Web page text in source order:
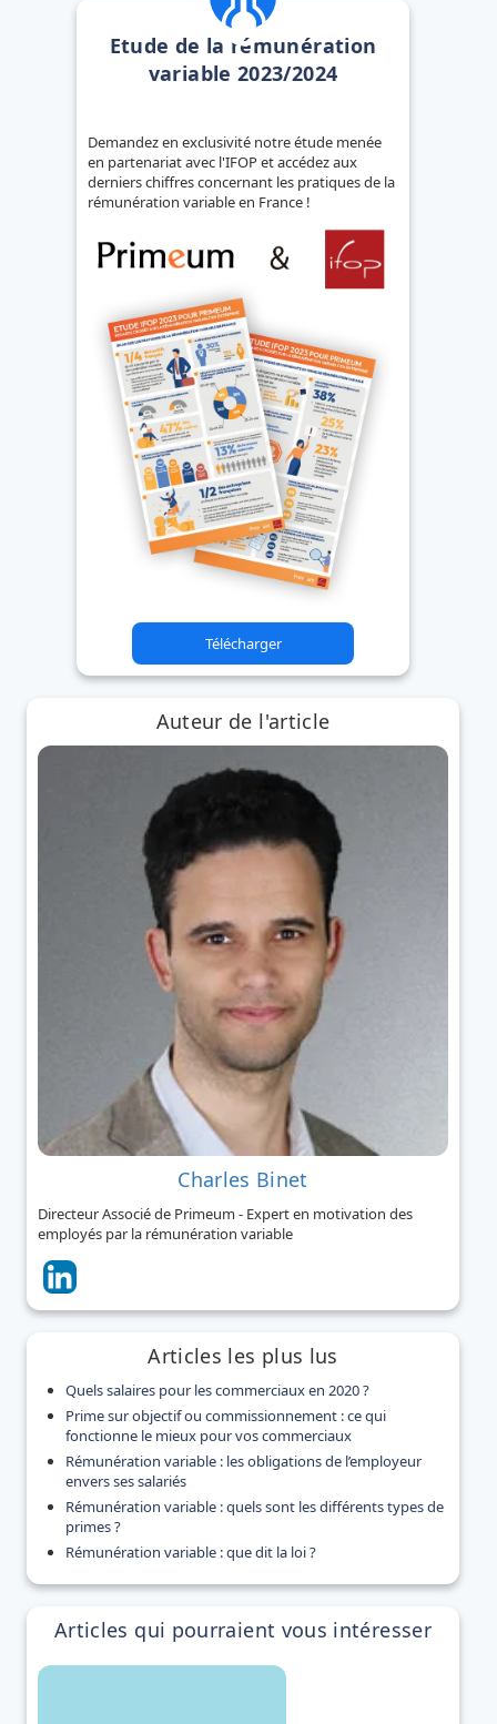
Etude de la rémunération
variable 2023/2024
Demandez en exclusivité notre étude menée
en partenariat avec l'IFOP et accédez aux
derniers chiffres concernant les pratiques de la
rémunération variable en France !
Télécharger
Auteur de l'article
Charles Binet
Directeur Associé de Primeum - Expert en motivation des
employés par la rémunération variable
Articles les plus lus
Quels salaires pour les commerciaux en 2020 ?
Prime sur objectif ou commissionnement : ce qui
fonctionne le mieux pour vos commerciaux
Rémunération variable : les obligations de l’employeur
envers ses salariés
Rémunération variable : quels sont les différents types de
primes ?
Rémunération variable : que dit la loi ?
Articles qui pourraient vous intéresser